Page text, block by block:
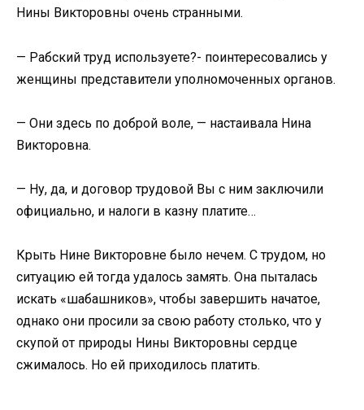
Нины Викторовны очень странными.
— Рабский труд используете?- поинтересовались у
женщины представители уполномоченных органов.
— Они здесь по доброй воле, — настаивала Нина
Викторовна.
— Ну, да, и договор трудовой Вы с ним заключили
официально, и налоги в казну платите…
Крыть Нине Викторовне было нечем. С трудом, но
ситуацию ей тогда удалось замять. Она пыталась
искать «шабашников», чтобы завершить начатое,
однако они просили за свою работу столько, что у
скупой от природы Нины Викторовны сердце
сжималось. Но ей приходилось платить.